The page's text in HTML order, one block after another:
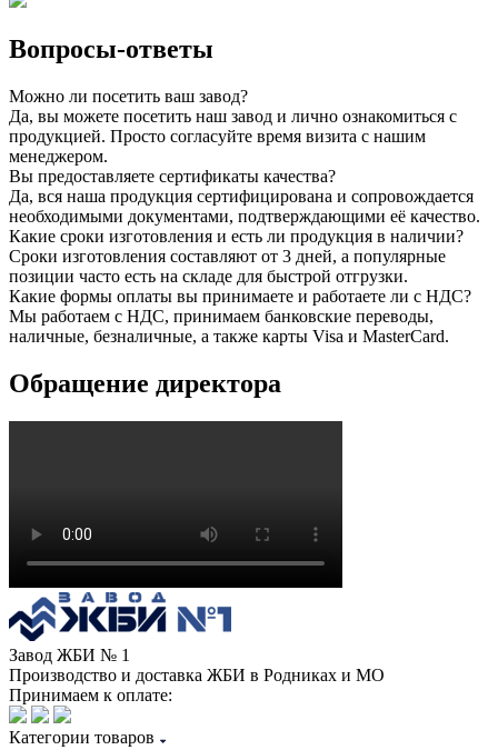
Вопросы-ответы
Можно ли посетить ваш завод?
Да, вы можете посетить наш завод и лично ознакомиться с
продукцией. Просто согласуйте время визита с нашим
менеджером.
Вы предоставляете сертификаты качества?
Да, вся наша продукция сертифицирована и сопровождается
необходимыми документами, подтверждающими её качество.
Какие сроки изготовления и есть ли продукция в наличии?
Сроки изготовления составляют от 3 дней, а популярные
позиции часто есть на складе для быстрой отгрузки.
Какие формы оплаты вы принимаете и работаете ли с НДС?
Мы работаем с НДС, принимаем банковские переводы,
наличные, безналичные, а также карты Visa и MasterCard.
Обращение директора
Завод ЖБИ № 1
Производство и доставка ЖБИ в Родниках и МО
Принимаем к оплате:
Категории товаров